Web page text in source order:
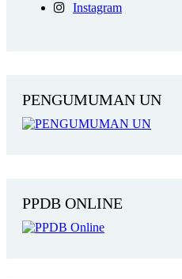
Instagram
PENGUMUMAN UN
PPDB ONLINE